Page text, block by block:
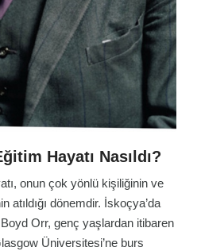
Hayatı Nasıldı?
onun çok yönlü kişiliğinin ve
atıldığı dönemdir. İskoçya’da
Orr, genç yaşlardan itibaren
Üniversitesi’ne burs